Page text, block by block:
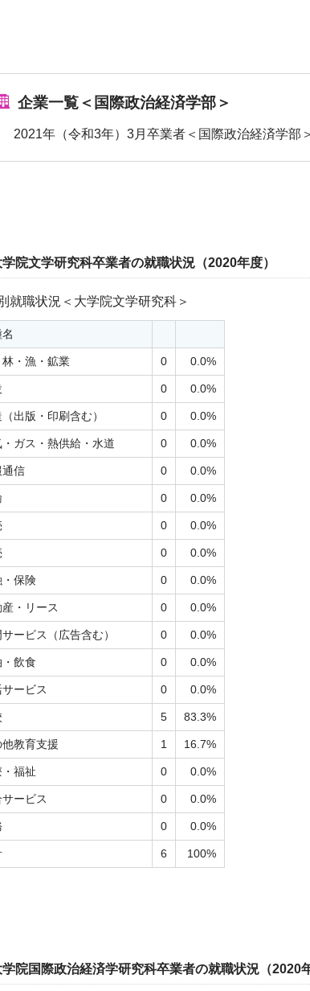
企業一覧＜国際政治経済学部＞
2021年（令和3年）3月卒業者＜国際政治経済学部＞
院文学研究科卒業者の就職状況（2020年度）
就職状況＜大学院文学研究科＞
林・漁・鉱業 0 0.0%
0 0.0%
出版・印刷含む） 0 0.0%
ガス・熱供給・水道 0 0.0%
通信 0 0.0%
0 0.0%
0 0.0%
0 0.0%
・保険 0 0.0%
・リース 0 0.0%
ービス（広告含む） 0 0.0%
飲食 0 0.0%
ービス 0 0.0%
5 83.3%
教育支援 1 16.7%
福祉 0 0.0%
ービス 0 0.0%
0 0.0%
6 100%
院国際政治経済学研究科卒業者の就職状況（2020